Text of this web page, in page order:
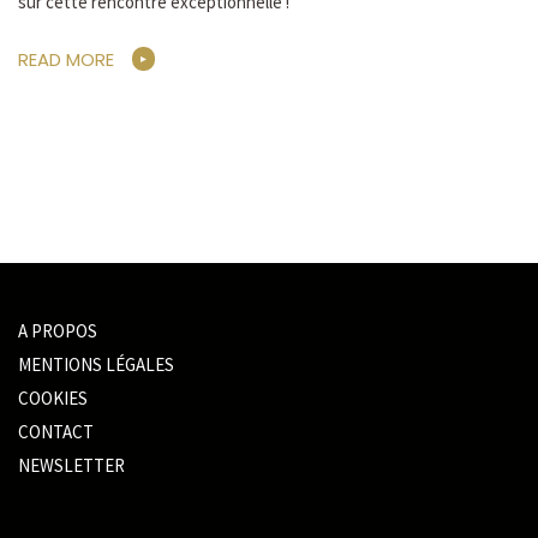
READ MORE
A PROPOS
MENTIONS LÉGALES
COOKIES
CONTACT
NEWSLETTER